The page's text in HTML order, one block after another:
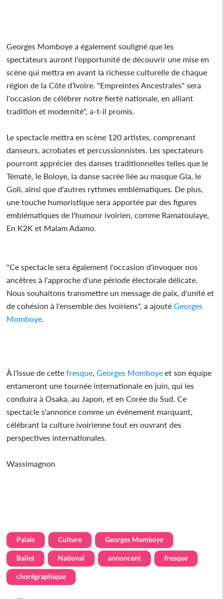
Georges Momboye a également souligné que les
spectateurs auront l'opportunité de découvrir une mise en
scène qui mettra en avant la richesse culturelle de chaque
région de la Côte d’Ivoire. "Empreintes Ancestrales" sera
l'occasion de célébrer notre fierté nationale, en alliant
tradition et modernité", a-t-il promis.
Le spectacle mettra en scène 120 artistes, comprenant
danseurs, acrobates et percussionnistes. Les spectateurs
pourront apprécier des danses traditionnelles telles que le
Tématé, le Boloye, la danse sacrée liée au masque Gla, le
Goli, ainsi que d'autres rythmes emblématiques. De plus,
une touche humoristique sera apportée par des figures
emblématiques de l'humour ivoirien, comme Ramatoulaye,
En K2K et Malam Adamo.
"Ce spectacle sera également l'occasion d'invoquer nos
ancêtres à l'approche d'une période électorale délicate.
Nous souhaitons transmettre un message de paix, d'unité et
de cohésion à l'ensemble des Ivoiriens", a ajouté Georges
Momboye.
À l'issue de cette fresque, Georges Momboye et son équipe
entameront une tournée internationale en juin, qui les
conduira à Osaka, au Japon, et en Corée du Sud. Ce
spectacle s'annonce comme un événement marquant,
célébrant la culture ivoirienne tout en ouvrant des
perspectives internationales.
Wassimagnon
Palais Culture Georges Momboye
Ballet National annoncent fresque
chorégraphique